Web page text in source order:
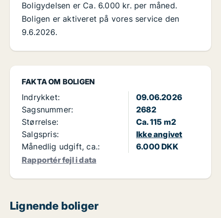
FAKTA OM BOLIGEN
Indrykket:
09.06.2026
Sagsnummer:
2682
Størrelse:
Ca. 115 m2
Salgspris:
Ikke angivet
Månedlig udgift, ca.:
6.000 DKK
Rapportér fejl i data
Boligydelsen er Ca. 6.000 kr. per måned.
Boligen er aktiveret på vores service den
9.6.2026.
Lignende boliger